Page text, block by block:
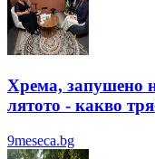
Хрема, запушено
лятотo - какво
9meseca.bg